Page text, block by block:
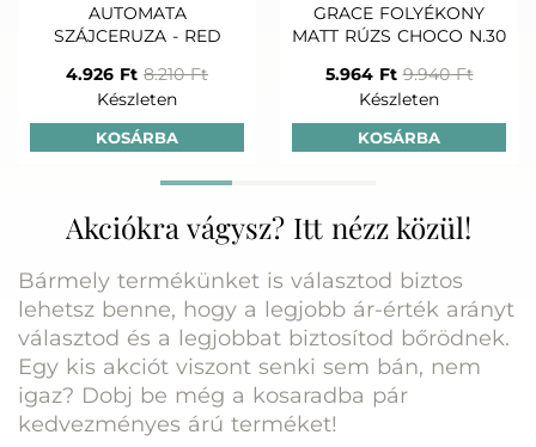
AUTOMATA
SZÁJCERUZA - RED
4.926 Ft 8.210 Ft
Készleten
KOSÁRBA
GRACE FOLYÉKONY
MATT RÚZS CHOCO N.30
5.964 Ft 9.940 Ft
Készleten
KOSÁRBA
Akciókra vágysz? Itt nézz közül!
Bármely termékünket is választod biztos
lehetsz benne, hogy a legjobb ár-érték arányt
választod és a legjobbat biztosítod bőrödnek.
Egy kis akciót viszont senki sem bán, nem
igaz? Dobj be még a kosaradba pár
kedvezményes árú terméket!